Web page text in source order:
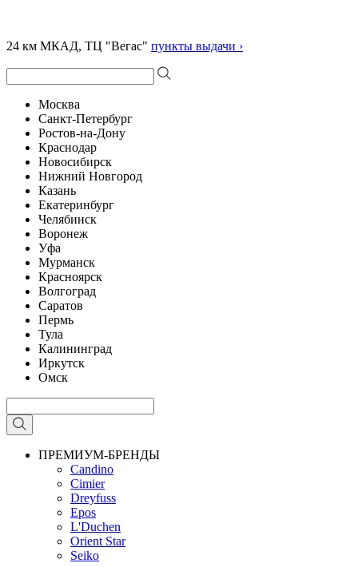
24 км МКАД, ТЦ "Вегас" пункты выдачи ›
Москва
Санкт-Петербург
Ростов-на-Дону
Краснодар
Новосибирск
Нижний Новгород
Казань
Екатеринбург
Челябинск
Воронеж
Уфа
Мурманск
Красноярск
Волгоград
Саратов
Пермь
Тула
Калининград
Иркутск
Омск
ПРЕМИУМ-БРЕНДЫ
Candino
Cimier
Dreyfuss
Epos
L'Duchen
Orient Star
Seiko